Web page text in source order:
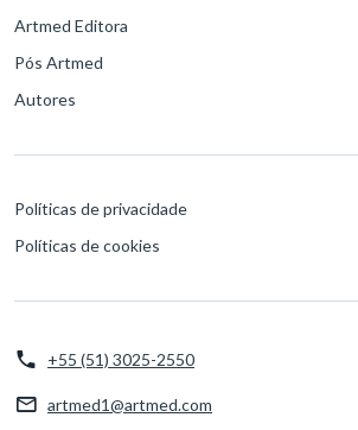
Artmed Editora
Pós Artmed
Autores
Políticas de privacidade
Políticas de cookies
+55 (51) 3025-2550
artmed1@artmed.com